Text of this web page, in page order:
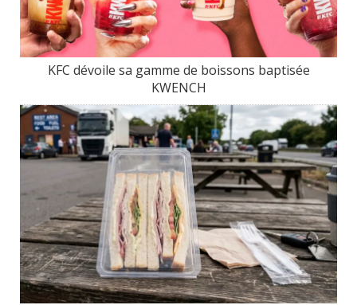
KFC dévoile sa gamme de boissons baptisée
KWENCH